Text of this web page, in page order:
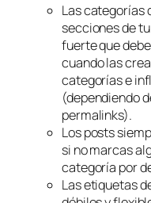
Las categorías
secciones de
fuerte que
cuando las
categorías e
(dependiendo
permalinks).
Los posts
si no marcas
categoría por
Las etiquetas